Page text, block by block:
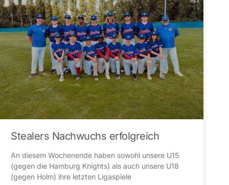
Stealers Nachwuchs erfolgreich
An diesem Wochenende haben sowohl unsere U15
(gegen die Hamburg Knights) als auch unsere U18
(gegen Holm) ihre letzten Ligaspiele